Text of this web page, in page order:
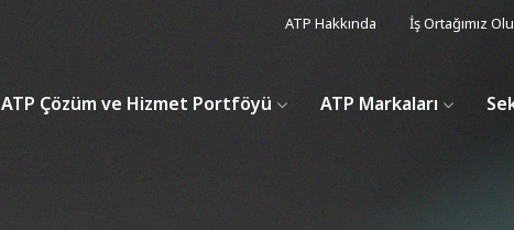
ATP Hakkında İş Ortağımız
ATP Çözüm ve Hizmet Portföyü ATP Markaları